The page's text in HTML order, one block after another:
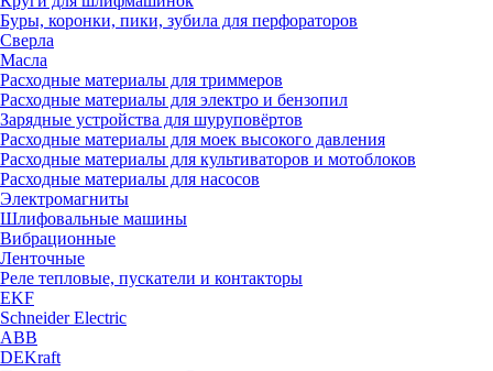
Буры, коронки, пики, зубила для перфораторов
Сверла
Масла
Расходные материалы для триммеров
Расходные материалы для электро и бензопил
Зарядные устройства для шуруповёртов
Расходные материалы для моек высокого давления
Расходные материалы для культиваторов и мотоблоков
Расходные материалы для насосов
Электромагниты
Шлифовальные машины
Вибрационные
Ленточные
Реле тепловые, пускатели и контакторы
EKF
Schneider Electric
ABB
DEKraft